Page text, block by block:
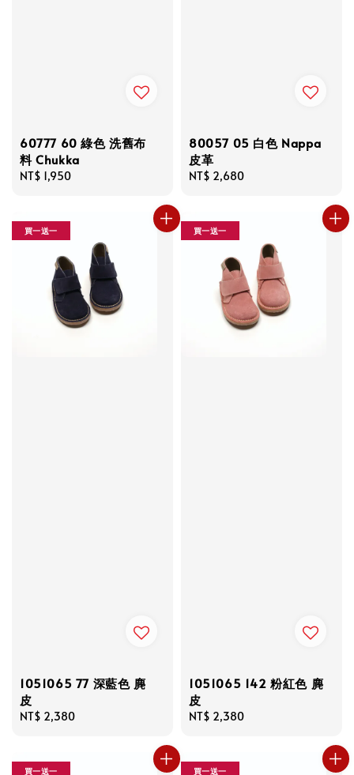
60777 60 綠色 洗舊布
料 Chukka
Regular
NT$ 1,950
80057 05 白色 Nappa
皮革
Regular
NT$ 2,680
買一送一
1051065 77 深藍色 麂
皮
Regular
NT$ 2,380
買一送一
1051065 142 粉紅色 麂
皮
Regular
NT$ 2,380
買一送一 買一送一